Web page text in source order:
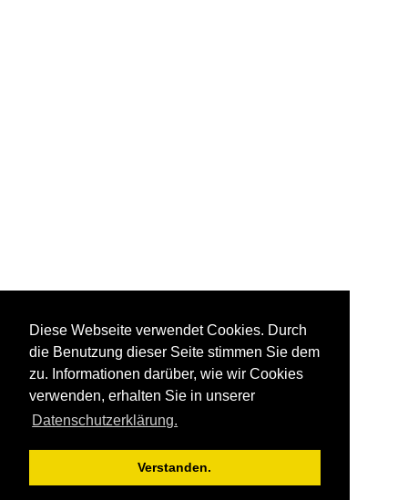
Diese Webseite verwendet Cookies. Durch
die Benutzung dieser Seite stimmen Sie dem
zu. Informationen darüber, wie wir Cookies
verwenden, erhalten Sie in unserer
Datenschutzerklärung.
Verstanden.